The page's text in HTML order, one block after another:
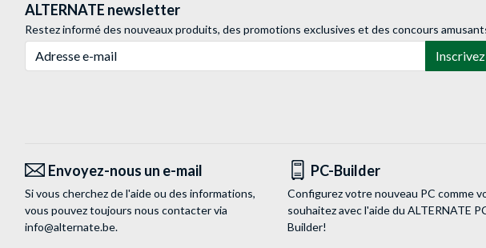
ALTERNATE newsletter
Restez informé des nouveaux produits, des promotions exclusives et des concours
Envoyez-nous un e-mail
Si vous cherchez de l'aide ou des informations,
vous pouvez toujours nous contacter via
info@alternate.be.
PC-Builder
Configurez votre nouveau PC comme
souhaitez avec l'aide du ALTERNATE
Builder!